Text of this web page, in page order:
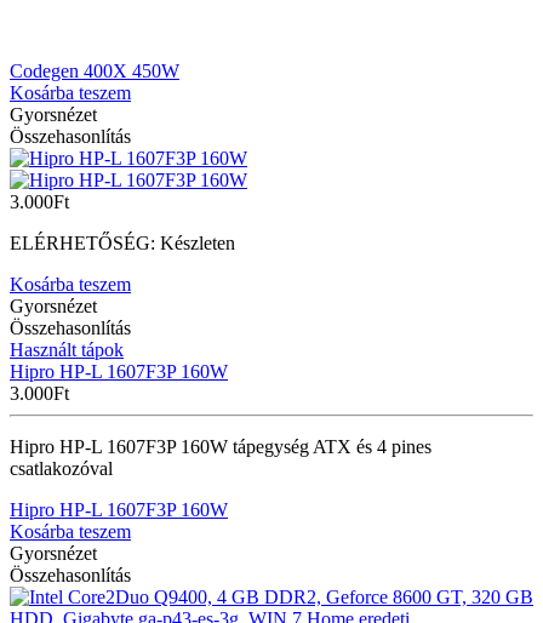
Codegen 400X 450W
Kosárba teszem
Gyorsnézet
Összehasonlítás
3.000Ft
ELÉRHETŐSÉG: Készleten
Kosárba teszem
Gyorsnézet
Összehasonlítás
Használt tápok
Hipro HP-L 1607F3P 160W
3.000Ft
Hipro HP-L 1607F3P 160W tápegység ATX és 4 pines
csatlakozóval
Hipro HP-L 1607F3P 160W
Kosárba teszem
Gyorsnézet
Összehasonlítás